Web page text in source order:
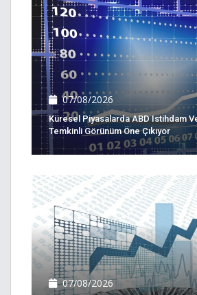
07/08/2026
Küresel Piyasalarda ABD Istihdam
Temkinli Görünüm Öne Çıkıyor
07/08/2026